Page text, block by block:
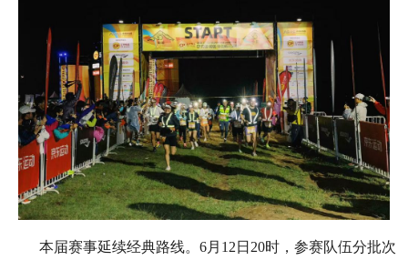
本届赛事延续经典路线。6月12日20时，参赛队伍分批次